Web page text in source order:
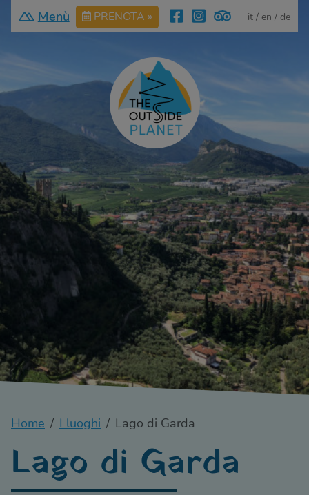
Menù PRENOTA » it en de
Home I luoghi Lago di Garda
Lago di Garda